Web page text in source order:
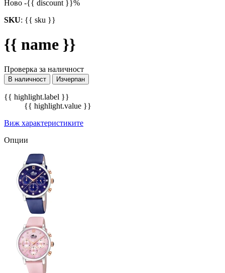
Ново -{{ discount }}%
SKU: {{ sku }}
{{ name }}
Проверка за наличност
В наличност Изчерпан
{{ highlight.label }}
{{ highlight.value }}
Виж характеристиките
Опции